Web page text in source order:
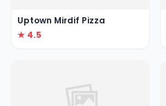
Uptown Mirdif Pizza
★ 4.5